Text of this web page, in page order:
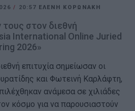
/ 20:57 ΕΛΕΝΗ ΚΟΡΩΝΑΚΗ
στον διεθνή
International Online Juried
2026»
επιτυχία σημείωσαν οι
και Φωτεινή Καρλάφτη,
ανάμεσα σε χιλιάδες
κόσμο για να παρουσιαστούν